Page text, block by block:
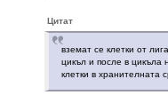
Цитат
вземат се клетки от
цикъл и после в цикъла
клетки в хранителната